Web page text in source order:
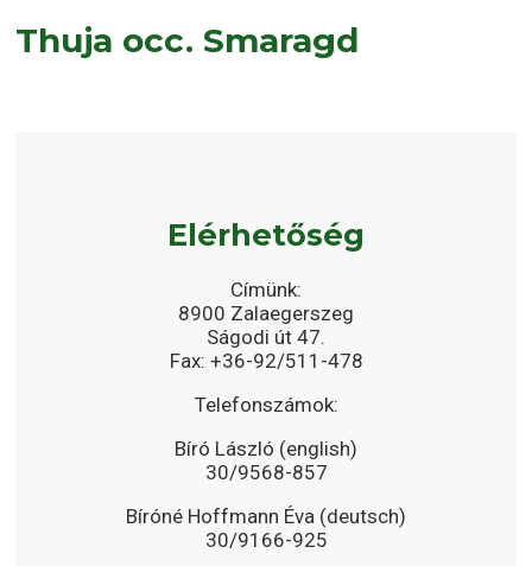
Thuja occ. Smaragd
Elérhetőség
Címünk:
8900 Zalaegerszeg
Ságodi út 47.
Fax: +36-92/511-478
Telefonszámok:
Bíró László (english)
30/9568-857
Bíróné Hoffmann Éva (deutsch)
30/9166-925